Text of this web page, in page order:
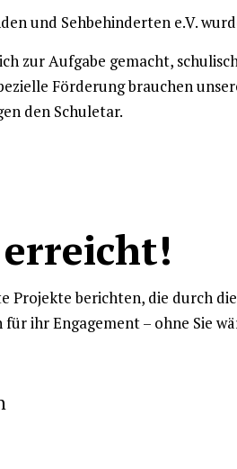
und Sehbehinderten e.V.
zur Aufgabe gemacht,
Förderung brauchen
den Schuletar.
Projekte berichten, die durch
ihr Engagement – ohne Sie